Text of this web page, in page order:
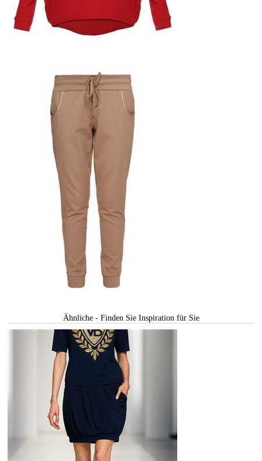
Ähnliche - Finden Sie Inspiration für Sie